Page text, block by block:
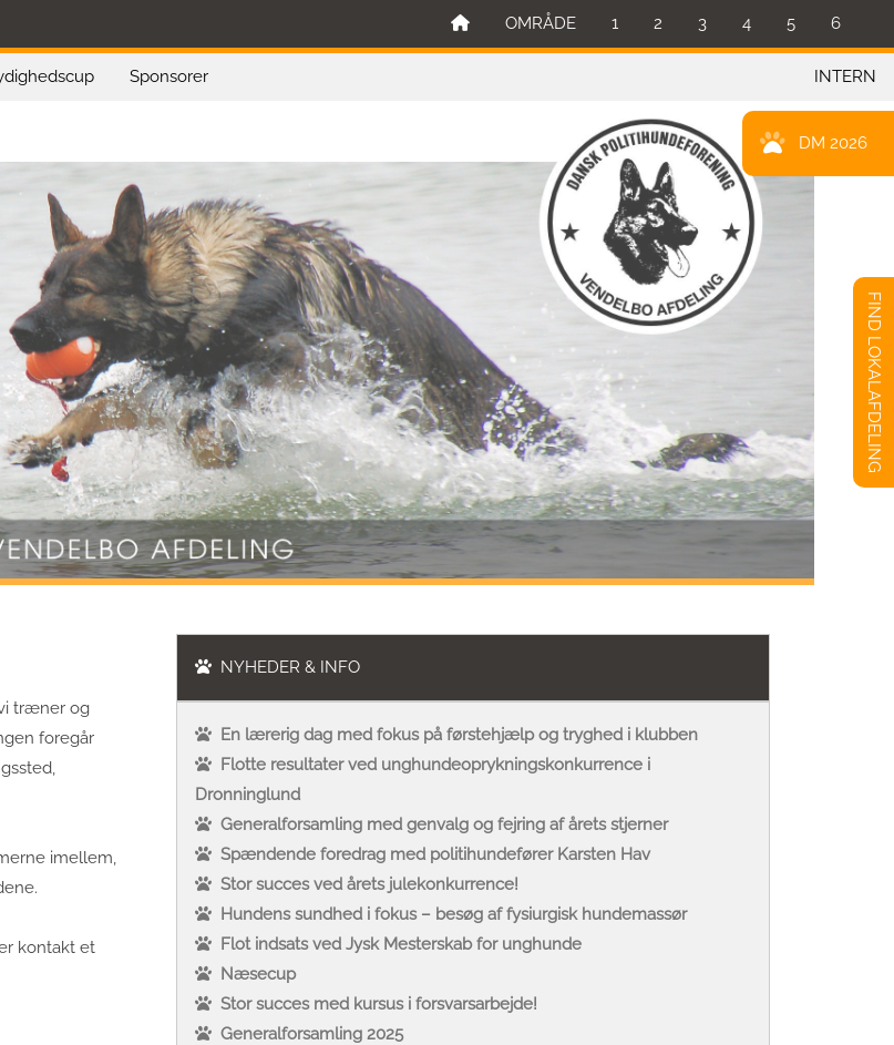
6
5
4
3
2
1
OMRÅDE
Sponsorer INTERN
træner og
foregår
imellem,
kontakt et
NYHEDER & INFO
En lærerig dag med fokus på førstehjælp og tryghed i klubben
Flotte resultater ved unghundeoprykningskonkurrence i
Dronninglund
Generalforsamling med genvalg og fejring af årets stjerner
Spændende foredrag med politihundefører Karsten Hav
Stor succes ved årets julekonkurrence!
Hundens sundhed i fokus – besøg af fysiurgisk hundemassør
Flot indsats ved Jysk Mesterskab for unghunde
Næsecup
Stor succes med kursus i forsvarsarbejde!
Generalforsamling 2025
DM 2026
FIND LOKALAFDELING